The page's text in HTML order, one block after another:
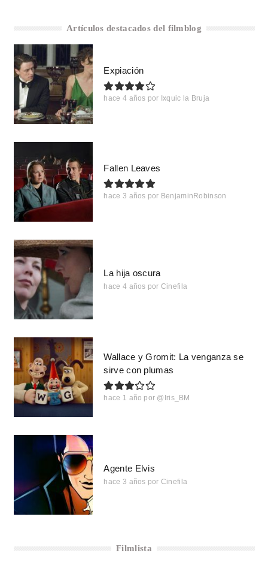
Artículos destacados del filmblog
Expiación
hace 4 años por Ixquic la Bruja
Fallen Leaves
hace 3 años por BenjaminRobinson
La hija oscura
hace 4 años por Cinefila
Wallace y Gromit: La venganza se
sirve con plumas
hace 1 año por @Iris_BM
Agente Elvis
hace 3 años por Cinefila
Filmlista